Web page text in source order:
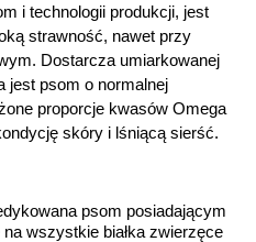
i technologii produkcji, jest
strawność, nawet przy
Dostarcza umiarkowanej
jest psom o normalnej
proporcje kwasów Omega
skóry i lśniącą sierść.
psom posiadającym
wszystkie białka zwierzęce